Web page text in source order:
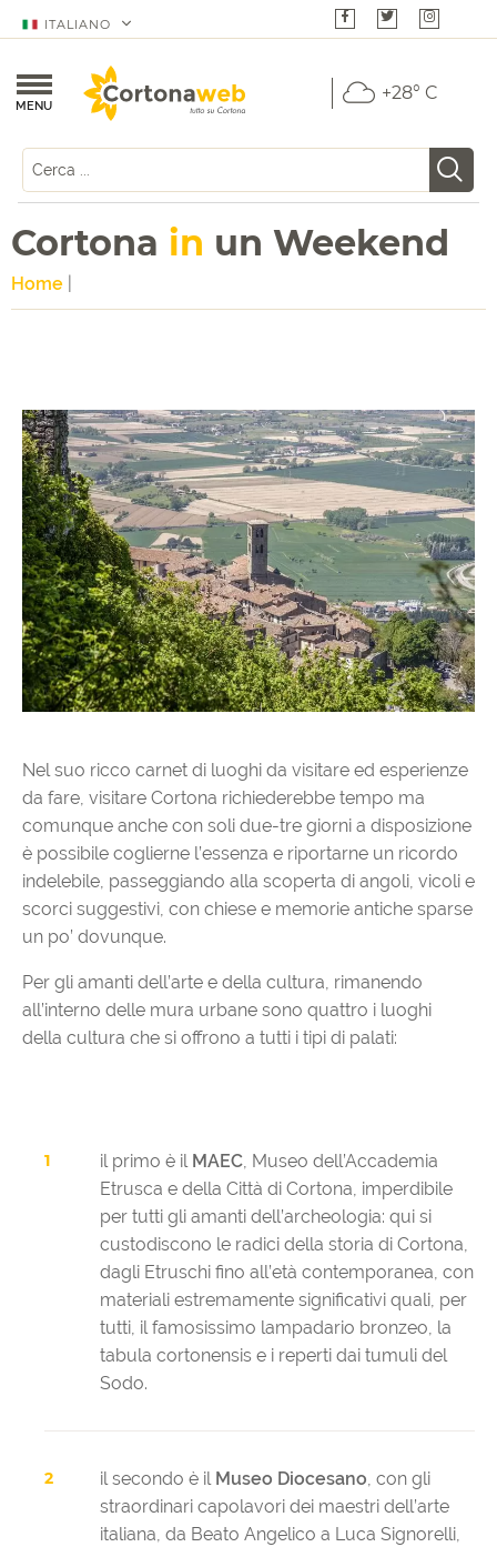
ITALIANO
MENU
+28° C
Cortona in un Weekend
Home
Nel suo ricco carnet di luoghi da visitare ed esperienze
da fare, visitare Cortona richiederebbe tempo ma
comunque anche con soli due-tre giorni a disposizione
è possibile coglierne l’essenza e riportarne un ricordo
indelebile, passeggiando alla scoperta di angoli, vicoli e
scorci suggestivi, con chiese e memorie antiche sparse
un po’ dovunque.
Per gli amanti dell’arte e della cultura, rimanendo
all’interno delle mura urbane sono quattro i luoghi
della cultura che si offrono a tutti i tipi di palati:
il primo è il MAEC, Museo dell’Accademia
Etrusca e della Città di Cortona, imperdibile
per tutti gli amanti dell’archeologia: qui si
custodiscono le radici della storia di Cortona,
dagli Etruschi fino all’età contemporanea, con
materiali estremamente significativi quali, per
tutti, il famosissimo lampadario bronzeo, la
tabula cortonensis e i reperti dai tumuli del
Sodo.
il secondo è il Museo Diocesano, con gli
straordinari capolavori dei maestri dell’arte
italiana, da Beato Angelico a Luca Signorelli,